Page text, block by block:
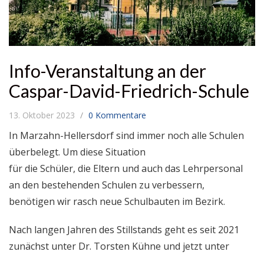
Info-Veranstaltung an der
Caspar-David-Friedrich-Schule
13. Oktober 2023 0 Kommentare
In Marzahn-Hellersdorf sind immer noch alle Schulen
überbelegt. Um diese Situation
für die Schüler, die Eltern und auch das Lehrpersonal
an den bestehenden Schulen zu verbessern,
benötigen wir rasch neue Schulbauten im Bezirk.
Nach langen Jahren des Stillstands geht es seit 2021
zunächst unter Dr. Torsten Kühne und jetzt unter